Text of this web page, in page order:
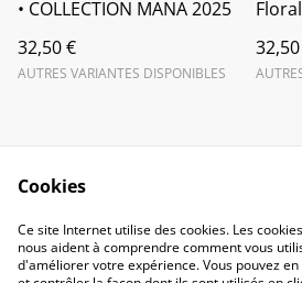
• COLLECTION MANA 2025
32,50 €
AUTRES VARIANTES DISPONIBLES
Contactez-nous
Politique de
Cookies
Ce site Internet utilise des cookies. Les
nous aident à comprendre comment vous
d'améliorer votre expérience. Vous pouvez